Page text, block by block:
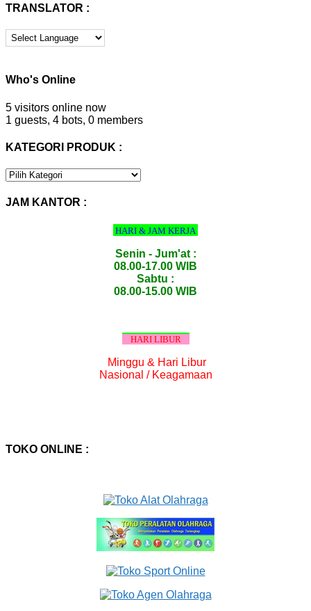
TRANSLATOR :
Who's Online
5 visitors online now
1 guests, 4 bots, 0 members
KATEGORI PRODUK :
KATEGORI
JAM KANTOR :
HARI & JAM KERJA
Senin - Jum'at :
08.00-17.00 WIB
Sabtu :
08.00-15.00 WIB
HARI LIBUR
Minggu & Hari Libur
Nasional / Keagamaan
TOKO ONLINE :